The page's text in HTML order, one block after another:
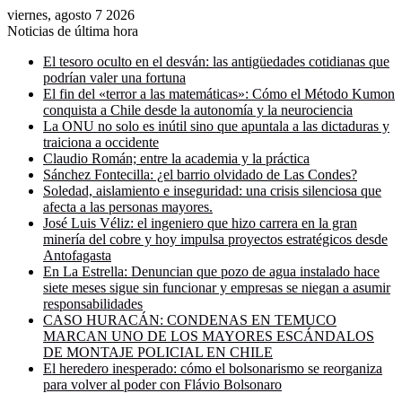
viernes, agosto 7 2026
Noticias de última hora
El tesoro oculto en el desván: las antigüedades cotidianas que
podrían valer una fortuna
El fin del «terror a las matemáticas»: Cómo el Método Kumon
conquista a Chile desde la autonomía y la neurociencia
La ONU no solo es inútil sino que apuntala a las dictaduras y
traiciona a occidente
Claudio Román; entre la academia y la práctica
Sánchez Fontecilla: ¿el barrio olvidado de Las Condes?
Soledad, aislamiento e inseguridad: una crisis silenciosa que
afecta a las personas mayores.
José Luis Véliz: el ingeniero que hizo carrera en la gran
minería del cobre y hoy impulsa proyectos estratégicos desde
Antofagasta
En La Estrella: Denuncian que pozo de agua instalado hace
siete meses sigue sin funcionar y empresas se niegan a asumir
responsabilidades
CASO HURACÁN: CONDENAS EN TEMUCO
MARCAN UNO DE LOS MAYORES ESCÁNDALOS
DE MONTAJE POLICIAL EN CHILE
El heredero inesperado: cómo el bolsonarismo se reorganiza
para volver al poder con Flávio Bolsonaro